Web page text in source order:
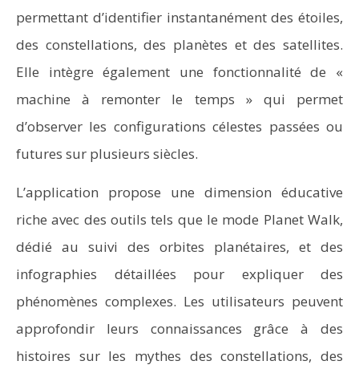
permettant d’identifier instantanément des étoiles,
des constellations, des planètes et des satellites.
Elle intègre également une fonctionnalité de «
machine à remonter le temps » qui permet
d’observer les configurations célestes passées ou
futures sur plusieurs siècles.
L’application propose une dimension éducative
riche avec des outils tels que le mode Planet Walk,
dédié au suivi des orbites planétaires, et des
infographies détaillées pour expliquer des
phénomènes complexes. Les utilisateurs peuvent
approfondir leurs connaissances grâce à des
histoires sur les mythes des constellations, des